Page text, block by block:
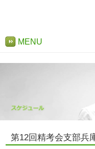
MENU
第12回精考会支部兵